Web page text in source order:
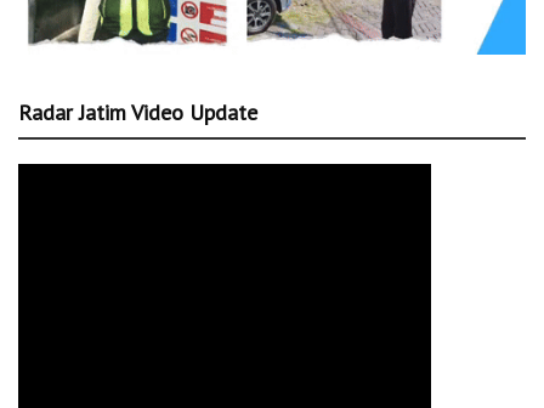
Radar Jatim Video Update